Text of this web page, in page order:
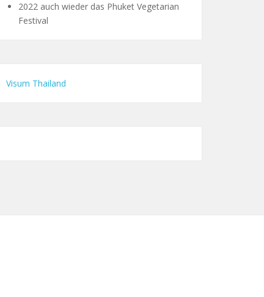
2022 auch wieder das Phuket Vegetarian
Festival
Visum Thailand